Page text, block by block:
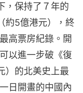
，保持了７年的
約5億港元），終
高票房紀錄。開
以進一步破《復
）的北美史上最
日開畫的中國內